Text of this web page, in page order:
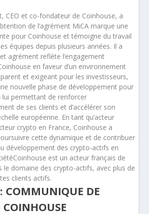
CEO et co-fondateur de Coinhouse, a
de l’agrément MiCA marque une
pour Coinhouse et témoigne du travail
équipes depuis plusieurs années. Il a
agrément reflète l’engagement
en faveur d’un environnement
et exigeant pour les investisseurs,
nouvelle phase de développement pour
lui permettant de renforcer
de ses clients et d’accélérer son
européenne. En tant qu’acteur
crypto en France, Coinhouse a
cette dynamique et de contribuer
développement des crypto-actifs en
est un acteur français de
le domaine des crypto-actifs, avec plus de
clients actifs.
COMMUNIQUE DE
COINHOUSE